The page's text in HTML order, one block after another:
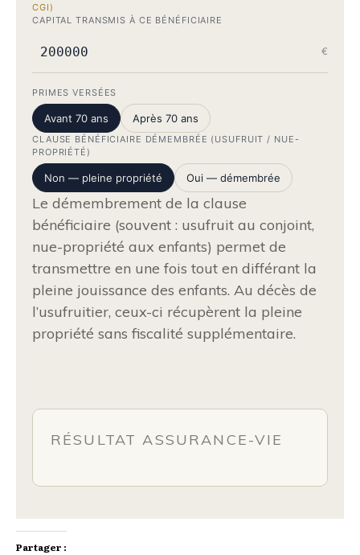
CGI)
CAPITAL TRANSMIS À CE BÉNÉFICIAIRE
€
PRIMES VERSÉES
Avant 70 ans Après 70 ans
CLAUSE BÉNÉFICIAIRE DÉMEMBRÉE (USUFRUIT / NUE-
PROPRIÉTÉ)
Non — pleine propriété Oui — démembrée
Le démembrement de la clause
bénéficiaire (souvent : usufruit au conjoint,
nue-propriété aux enfants) permet de
transmettre en une fois tout en différant la
pleine jouissance des enfants. Au décès de
l’usufruitier, ceux-ci récupèrent la pleine
propriété sans fiscalité supplémentaire.
RÉSULTAT ASSURANCE-VIE
Partager :